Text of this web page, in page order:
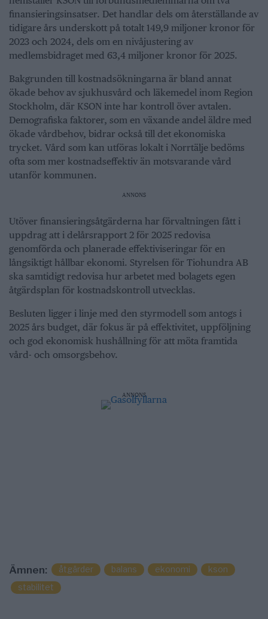
finansieringsinsatser. Det handlar dels om återställande av
tidigare års underskott på totalt 149,9 miljoner kronor för
2023 och 2024, dels om en nivåjustering av
medlemsbidraget med 63,4 miljoner kronor för 2025.
Bakgrunden till kostnadsökningarna är bland annat
ökade behov av sjukhusvård och läkemedel inom Region
Stockholm, där KSON inte har kontroll över avtalen.
Demografiska faktorer, som en växande andel äldre med
ökade vårdbehov, bidrar också till det ekonomiska
trycket. Vård som kan utföras lokalt i Norrtälje bedöms
ofta som mer kostnadseffektiv än motsvarande vård
utanför kommunen.
ANNONS
Utöver finansieringsåtgärderna har förvaltningen fått i
uppdrag att i delårsrapport 2 för 2025 redovisa
genomförda och planerade effektiviseringar för en
långsiktigt hållbar ekonomi. Styrelsen för Tiohundra AB
ska samtidigt redovisa hur arbetet med bolagets egen
åtgärdsplan för kostnadskontroll utvecklas.
Besluten ligger i linje med den styrmodell som antogs i
2025 års budget, där fokus är på effektivitet, uppföljning
och god ekonomisk hushållning för att möta framtida
vård- och omsorgsbehov.
ANNONS
Ämnen: åtgärder balans ekonomi
kson
stabilitet